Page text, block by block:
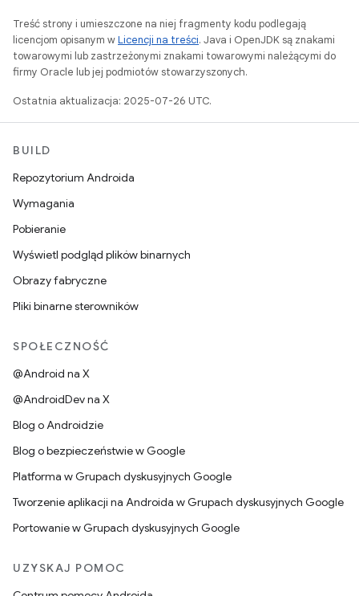
Treść strony i umieszczone na niej fragmenty kodu podlegają
licencjom opisanym wLicencji na treści. Java i OpenJDK są znakami
towarowymi lub zastrzeżonymi znakami towarowymi należącymi do
firmy Oracle lub jej podmiotów stowarzyszonych.
Ostatnia aktualizacja: 2025-07-26 UTC.
BUILD
Repozytorium Androida
Wymagania
Pobieranie
Wyświetl podgląd plików binarnych
Obrazy fabryczne
Pliki binarne sterowników
SPOŁECZNOŚĆ
@Android na X
@AndroidDev na X
Blog o Androidzie
Blog o bezpieczeństwie w Google
Platforma w Grupach dyskusyjnych Google
Tworzenie aplikacji na Androida w Grupach dyskusyjnych Google
Portowanie w Grupach dyskusyjnych Google
UZYSKAJ POMOC